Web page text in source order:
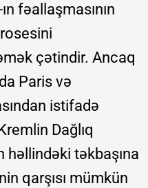
fəallaşmasının
çətindir. Ancaq
Paris və
istifadə
Dağlıq
həllindəki təkbaşına
qarşısı mümkün